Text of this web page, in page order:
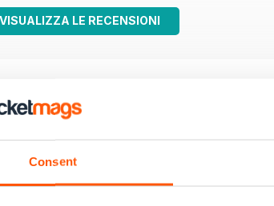
Consent
VISUALIZZA LE RECENSIONI
INDIETRO